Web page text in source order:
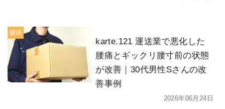
腰痛
karte.121 運送業で悪化した
腰痛とギックリ腰寸前の状態
が改善｜30代男性Sさんの改
善事例
2026年06月24日